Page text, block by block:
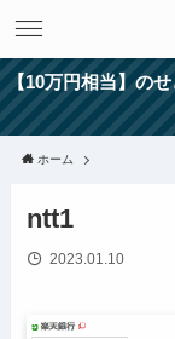
【10万円相当】の
ホーム
ntt1
2023.01.10